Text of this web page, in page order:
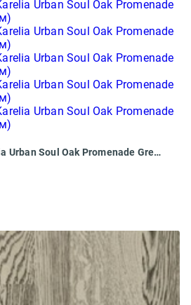
Паркетная доска Karelia Urban Soul Oak Promenade Grey (2266х188х14 мм)